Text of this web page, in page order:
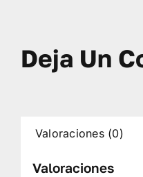
Deja Un
Valoraciones (0)
Valoraciones